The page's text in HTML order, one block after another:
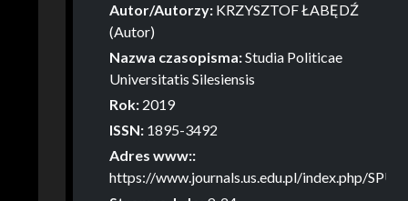
Autor/Autorzy: KRZYSZTOF ŁABĘDŹ
(Autor)
Nazwa czasopisma:Studia Politicae
Universitatis Silesiensis
Rok: 2019
ISSN: 1895-3492
Adres www::
https://www.journals.us.edu.pl/index.php/